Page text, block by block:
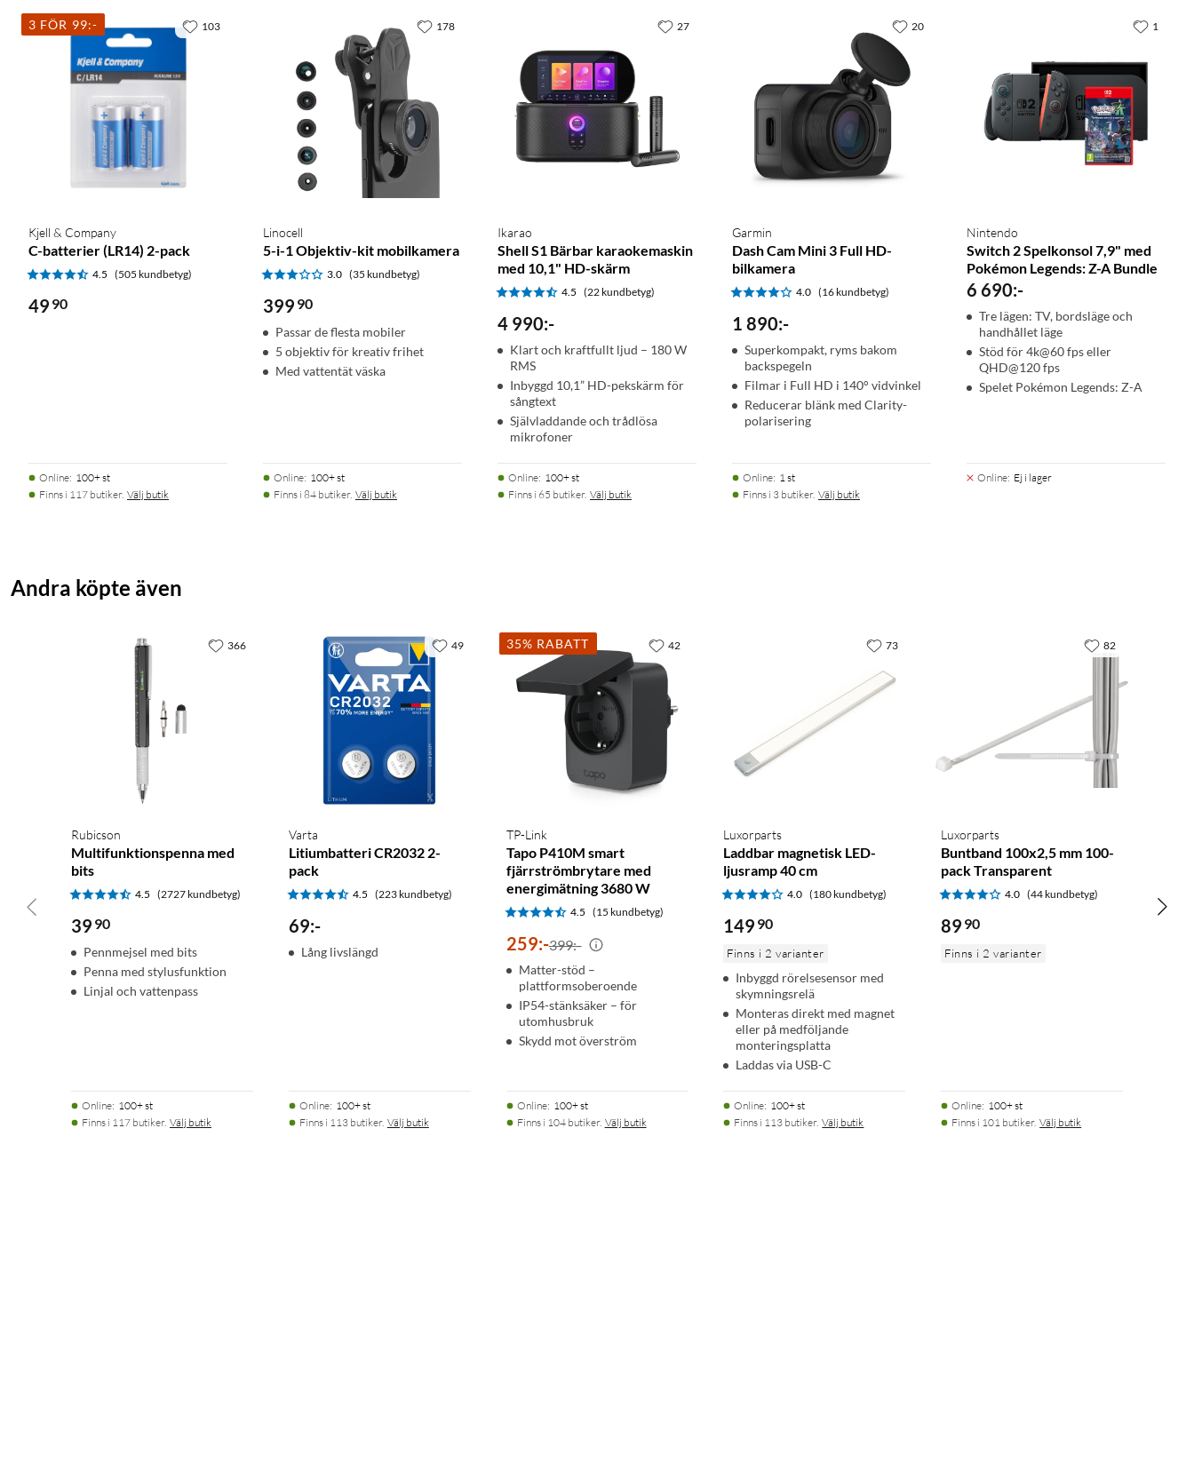
3 FÖR 99:-
Kjell & Company
C-batterier (LR14) 2-pack
4.5 (505 kundbetyg)
49 90
Online: 100+ st
Finns i 117 butiker. Välj butik
103
Linocell
5-i-1 Objektiv-kit mobilkamera
3.0 (35 kundbetyg)
399 90
Passar de flesta mobiler
5 objektiv för kreativ frihet
Med vattentät väska
Online: 100+ st
Finns i 84 butiker. Välj butik
178
Ikarao
Shell S1 Bärbar karaokemaskin
med 10,1" HD-skärm
4.5 (22 kundbetyg)
4 990:-
Klart och kraftfullt ljud – 180 W
RMS
Inbyggd 10,1” HD-pekskärm för
sångtext
Självladdande och trådlösa
mikrofoner
Online: 100+ st
Finns i 65 butiker. Välj butik
27
Garmin
Dash Cam Mini 3 Full HD-
bilkamera
4.0 (16 kundbetyg)
1 890:-
Superkompakt, ryms bakom
backspegeln
Filmar i Full HD i 140° vidvinkel
Reducerar blänk med Clarity-
polarisering
Online: 1 st
Finns i 3 butiker. Välj butik
20
Nintendo
Switch 2 Spelkonsol 7,9" med
Pokémon Legends: Z-A Bundle
6 690:-
Tre lägen: TV, bordsläge och
handhållet läge
Stöd för 4k@60 fps eller
QHD@120 fps
Spelet Pokémon Legends: Z-A
Online: Ej i lager
1
Andra köpte även
Rubicson
Multifunktionspenna med
bits
4.5 (2727 kundbetyg)
39 90
Pennmejsel med bits
Penna med stylusfunktion
Linjal och vattenpass
Online: 100+ st
Finns i 117 butiker. Välj butik
366
Varta
Litiumbatteri CR2032 2-
pack
4.5 (223 kundbetyg)
69:-
Lång livslängd
Online: 100+ st
Finns i 113 butiker. Välj butik
49 35% RABATT
TP-Link
Tapo P410M smart
fjärrströmbrytare med
energimätning 3680 W
4.5 (15 kundbetyg)
259:-399:-
Matter-stöd –
plattformsoberoende
IP54-stänksäker – för
utomhusbruk
Skydd mot överström
Online: 100+ st
Finns i 104 butiker. Välj butik
42
Luxorparts
Laddbar magnetisk LED-
ljusramp 40 cm
4.0 (180 kundbetyg)
149 90
Finns i 2 varianter
Inbyggd rörelsesensor med
skymningsrelä
Monteras direkt med magnet
eller på medföljande
monteringsplatta
Laddas via USB-C
Online: 100+ st
Finns i 113 butiker. Välj butik
73
Luxorparts
Buntband 100x2,5 mm 100-
pack Transparent
4.0 (44 kundbetyg)
89 90
Finns i 2 varianter
Online: 100+ st
Finns i 101 butiker. Välj butik
82